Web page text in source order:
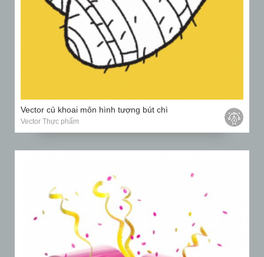
Vector củ khoai môn hình tượng bút chì
Vector Thực phẩm